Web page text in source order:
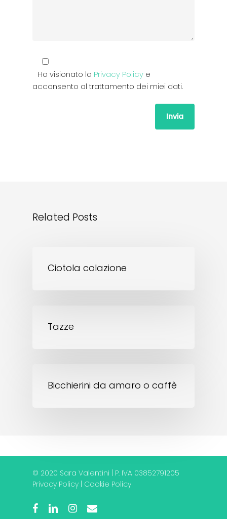
Ho visionato la Privacy Policy e
acconsento al trattamento dei miei dati.
Related Posts
Ciotola colazione
Tazze
Bicchierini da amaro o caffè
© 2020 Sara Valentini | P. IVA 03852791205
Privacy Policy Cookie Policy
facebooklinkedininstagram
email